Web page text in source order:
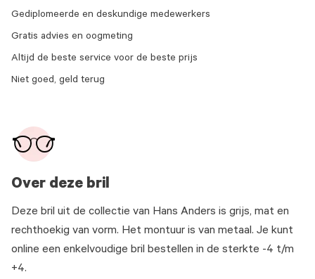
Over deze bril
Deze bril uit de collectie van Hans Anders is grijs, mat en
rechthoekig van vorm. Het montuur is van metaal. Je kunt
online een enkelvoudige bril bestellen in de sterkte -4 t/m
+4.
Gediplomeerde en deskundige medewerkers
Gratis advies en oogmeting
Altijd de beste service voor de beste prijs
Niet goed, geld terug